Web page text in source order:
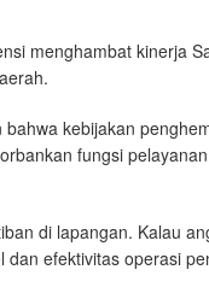
menghambat kinerja
kebijakan
fungsi
di lapangan. Kalau
efektivitas operasi